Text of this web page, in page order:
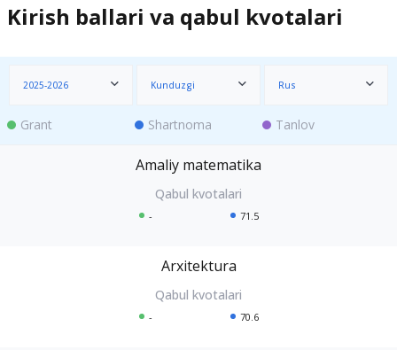
Kirish ballari va qabul kvotalari
2025-2026 Kunduzgi Rus
Grant Shartnoma Tanlov
Amaliy matematika
- 71.5
Arxitektura
- 70.6